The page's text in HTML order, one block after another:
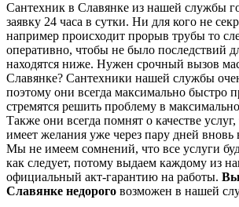
Сантехник в Славянке из нашей службы
заявку 24 часа в сутки. Ни для кого не
например происходит прорыв трубы то
оперативно, чтобы не было последствий
находятся ниже. Нужен срочный вызов
Славянке? Сантехники нашей службы
поэтому они всегда максимально быстро
стремятся решить проблему в
Также они всегда помнят о качестве
имеет желания уже через пару дней вновь
Мы не имеем сомнений, что все услуги
как следует, потому выдаем каждому из
официальный акт-гарантию на работы.
Славянке недорого возможен в нашей